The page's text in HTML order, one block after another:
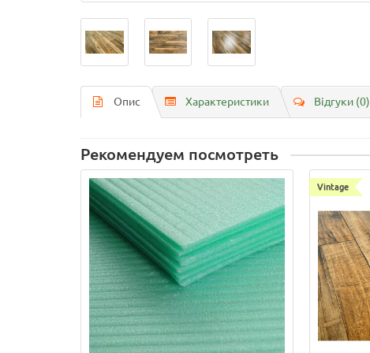
Опис Характеристики Відгуки (0)
Рекомендуем посмотреть
Vintage